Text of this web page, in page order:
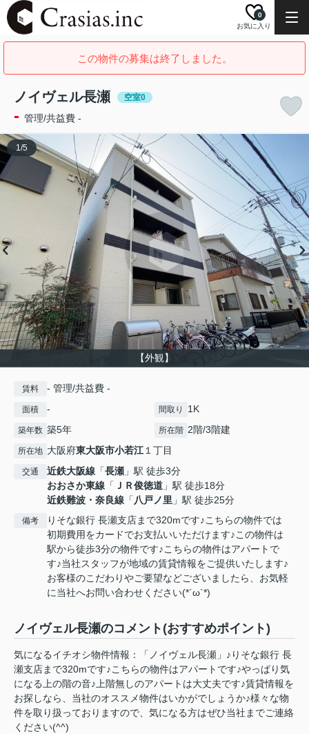
お気に入り
0
この物件の募集は終了しました。
ノイヴェル長瀬 空室0
- 管理/共益費 -
【外観】
1/5
賃料 - 管理/共益費 -
面積 - 間取り 1K
築年数 築5年 所在階 2階/3階建
所在地 大阪府東大阪市小若江１丁目
交通 近鉄大阪線 「長瀬 」駅 徒歩3分
おおさか東線 「 ＪＲ俊徳道 」駅 徒歩18分
近鉄難波・奈良線 「八戸ノ里 」駅 徒歩25分
備考
りそな銀行 長瀬支店まで320mです♪こちらの物件では
初期費用をカードでお支払いいただけます♪この物件は
駅から徒歩3分の物件です♪こちらの物件はアパートで
す♪当社スタッフが地域の賃貸情報をご提供いたします♪
お客様のこだわりやご要望などございましたら、お気軽
に当社へお問い合わせください(*´ω`*)
ノイヴェル長瀬のコメント(おすすめポイント)
気になるイチオシ物件情報：「ノイヴェル長瀬」♪りそな銀行 長
瀬支店まで320mです♪こちらの物件はアパートです♪やっぱり気
になる上の階の音♪上階無しのアパートは大丈夫です♪賃貸情報を
お探しなら、当社のオススメ物件はいかがでしょうか♪様々な物
件を取り扱っておりますので、気になる方はぜひ当社までご連絡
ください(^^)